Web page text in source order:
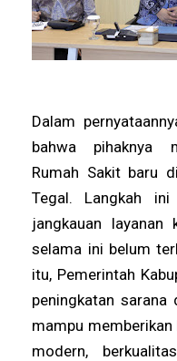
Dalam
bahwa pihaknya
Rumah Sakit baru
Tegal. Langkah
jangkauan layanan
selama ini belum
itu, Pemerintah
peningkatan sarana
mampu memberikan
modern,